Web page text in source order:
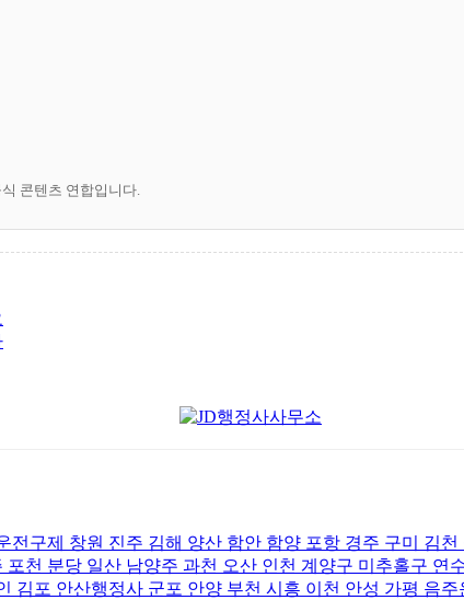
콘텐츠 연합입니다.
구제 창원 진주 김해 양산 함안 함양 포항 경주 구미 김
천 분당 일산 남양주 과천 오산 인천 계양구 미추홀구 연
김포 안산행정사 군포 안양 부천 시흥 이천 안성 가평 음